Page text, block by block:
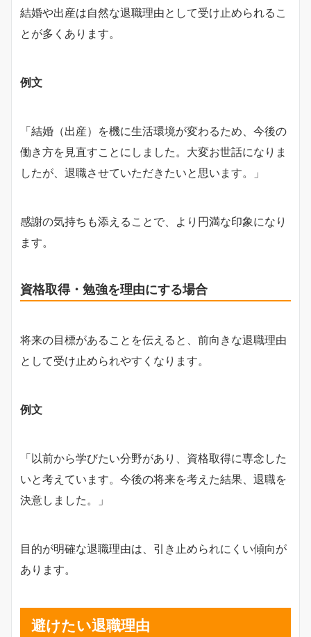
結婚や出産は自然な退職理由として受け止められるこ
とが多くあります。
例文
「結婚（出産）を機に生活環境が変わるため、今後の
働き方を見直すことにしました。大変お世話になりま
したが、退職させていただきたいと思います。」
感謝の気持ちも添えることで、より円満な印象になり
ます。
資格取得・勉強を理由にする場合
将来の目標があることを伝えると、前向きな退職理由
として受け止められやすくなります。
例文
「以前から学びたい分野があり、資格取得に専念した
いと考えています。今後の将来を考えた結果、退職を
決意しました。」
目的が明確な退職理由は、引き止められにくい傾向が
あります。
避けたい退職理由